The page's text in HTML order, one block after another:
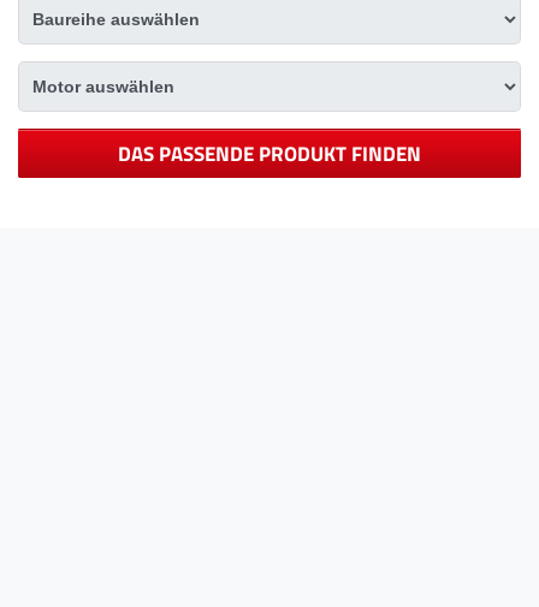
DAS PASSENDE PRODUKT FINDEN